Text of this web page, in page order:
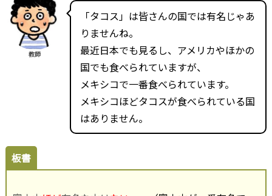
教師
「タコス」は皆さんの国では有名じゃあ
りませんね。
最近日本でも見るし、アメリカやほかの
国でも食べられていますが、
メキシコで一番食べられています。
メキシコほどタコスが食べられている国
はありません。
板書